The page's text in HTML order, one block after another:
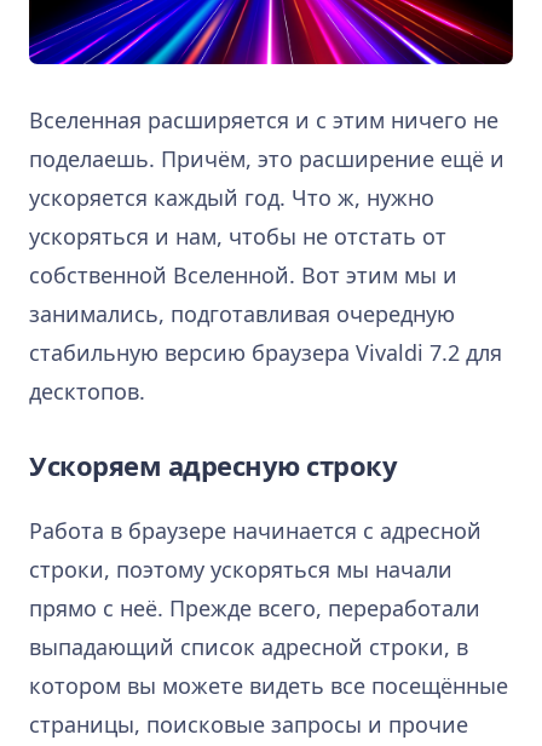
Вселенная расширяется и с этим ничего не
поделаешь. Причём, это расширение ещё и
ускоряется каждый год. Что ж, нужно
ускоряться и нам, чтобы не отстать от
собственной Вселенной. Вот этим мы и
занимались, подготавливая очередную
стабильную версию браузера Vivaldi 7.2 для
десктопов.
Ускоряем адресную строку
Работа в браузере начинается с адресной
строки, поэтому ускоряться мы начали
прямо с неё. Прежде всего, переработали
выпадающий список адресной строки, в
котором вы можете видеть все посещённые
страницы, поисковые запросы и прочие